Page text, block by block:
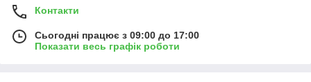
Контакти
Сьогодні працює з 09:00 до 17:00
Показати весь графік роботи